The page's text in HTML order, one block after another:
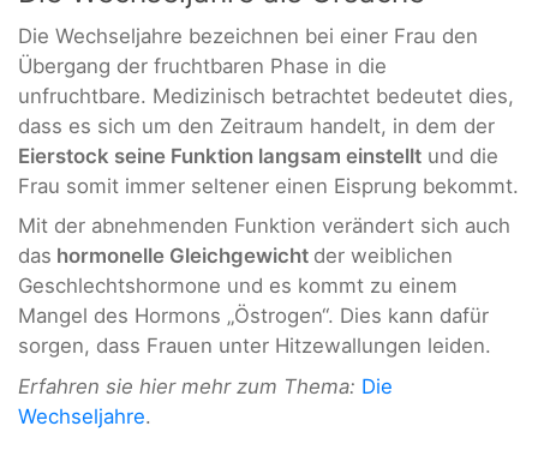
Die Wechseljahre bezeichnen bei einer Frau den
Übergang der fruchtbaren Phase in die
unfruchtbare. Medizinisch betrachtet bedeutet dies,
dass es sich um den Zeitraum handelt, in dem der
Eierstock seine Funktion langsam einstellt und die
Frau somit immer seltener einen Eisprung bekommt.
Mit der abnehmenden Funktion verändert sich auch
das hormonelle Gleichgewicht der weiblichen
Geschlechtshormone und es kommt zu einem
Mangel des Hormons „Östrogen“. Dies kann dafür
sorgen, dass Frauen unter Hitzewallungen leiden.
Erfahren sie hier mehr zum Thema: Die
Wechseljahre.